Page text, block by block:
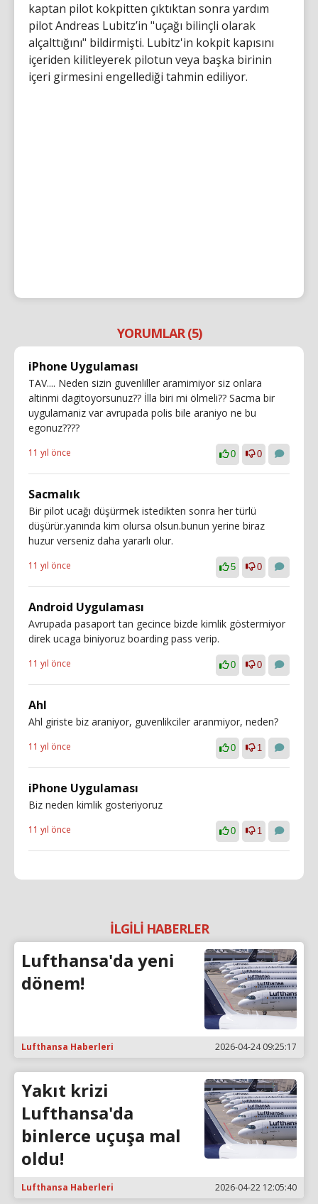
kaptan pilot kokpitten çıktıktan sonra yardım
pilot Andreas Lubitz’in "uçağı bilinçli olarak
alçalttığını" bildirmişti. Lubitz'in kokpit kapısını
içeriden kilitleyerek pilotun veya başka birinin
içeri girmesini engellediği tahmin ediliyor.
YORUMLAR (5)
iPhone Uygulaması
TAV.... Neden sizin guvenliller aramimiyor siz onlara
altinmi dagitoyorsunuz?? İlla biri mi ölmeli?? Sacma bir
uygulamaniz var avrupada polis bile araniyo ne bu
egonuz????
11 yıl önce 0 0
Sacmalık
Bir pilot ucağı düşürmek istedikten sonra her türlü
düşürür.yanında kim olursa olsun.bunun yerine biraz
huzur verseniz daha yararlı olur.
11 yıl önce 5 0
Android Uygulaması
Avrupada pasaport tan gecince bizde kimlik göstermiyor
direk ucaga biniyoruz boarding pass verip.
11 yıl önce 0 0
Ahl
Ahl giriste biz araniyor, guvenlikciler aranmiyor, neden?
11 yıl önce 0 1
iPhone Uygulaması
Biz neden kimlik gosteriyoruz
11 yıl önce 0 1
İLGİLİ HABERLER
Lufthansa'da yeni
dönem!
Lufthansa Haberleri 2026-04-24 09:25:17
Yakıt krizi
Lufthansa'da
binlerce uçuşa mal
oldu!
Lufthansa Haberleri 2026-04-22 12:05:40